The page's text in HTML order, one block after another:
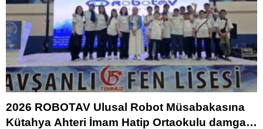
2026 ROBOTAV Ulusal Robot Müsabakasına
Kütahya Ahteri İmam Hatip Ortaokulu damga